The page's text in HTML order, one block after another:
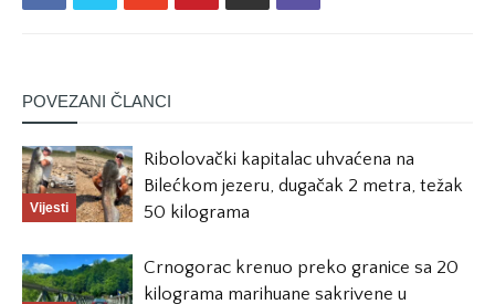
POVEZANI ČLANCI
Vijesti
Ribolovački kapitalac uhvaćena na
Bilećkom jezeru, dugačak 2 metra, težak
50 kilograma
Crnogorac krenuo preko granice sa 20
kilograma marihuane sakrivene u